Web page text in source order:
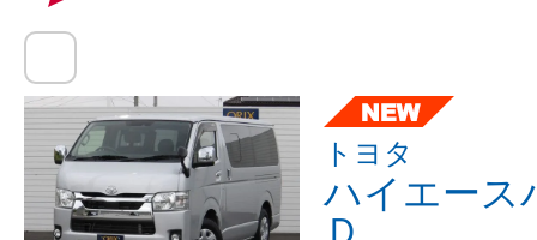
トヨタ
ハイエー